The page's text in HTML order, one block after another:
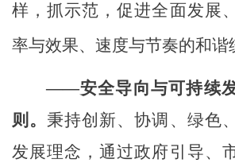
样，抓示范，促进全面发展
率与效果、速度与节奏的和谐
——安全导向与可持续
则。 秉持创新、协调、绿色
发展理念，通过政府引导、